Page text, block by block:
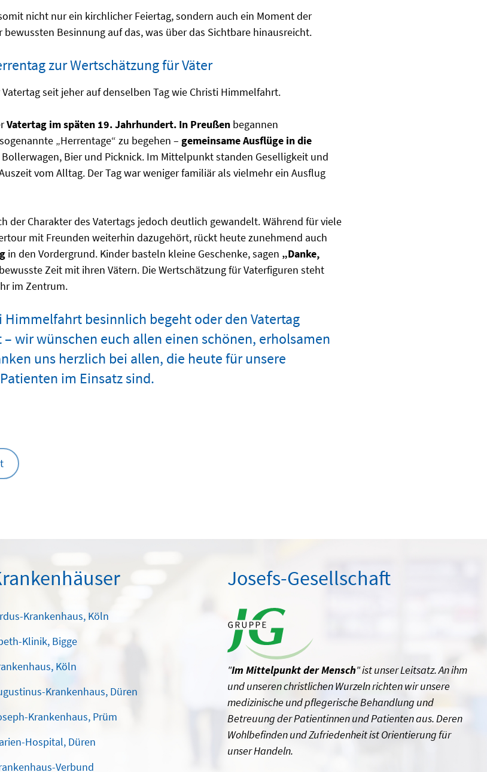
nicht nur ein kirchlicher Feiertag, sondern auch ein Moment der
bewussten Besinnung auf das, was über das Sichtbare hinausreicht.
zur Wertschätzung für Väter
seit jeher auf denselben Tag wie Christi Himmelfahrt.
Vatertag im späten 19. Jahrhundert. In Preußen begannen
„Herrentage“ zu begehen – gemeinsame Ausflüge in die
Bier und Picknick. Im Mittelpunkt standen Geselligkeit und
vom Alltag. Der Tag war weniger familiär als vielmehr ein Ausflug
der Charakter des Vatertags jedoch deutlich gewandelt. Während für viele
mit Freunden weiterhin dazugehört, rückt heute zunehmend auch
in den Vordergrund. Kinder basteln kleine Geschenke, sagen „Danke,
Zeit mit ihren Vätern. Die Wertschätzung für Vaterfiguren steht
im Zentrum.
Himmelfahrt besinnlich begeht oder den Vatertag
wir wünschen euch allen einen schönen, erholsamen
uns herzlich bei allen, die heute für unsere
im Einsatz sind.
Krankenhaus, Köln
Klinik, Bigge
Köln
Krankenhaus, Düren
Krankenhaus, Prüm
Hospital, Düren
Verbund
Josefs-Gesellschaft
"Im Mittelpunkt der Mensch" ist unser Leitsatz. An ihm
und unseren christlichen Wurzeln richten wir unsere
medizinische und pflegerische Behandlung und
Betreuung der Patientinnen und Patienten aus. Deren
Wohlbefinden und Zufriedenheit ist Orientierung für
unser Handeln.